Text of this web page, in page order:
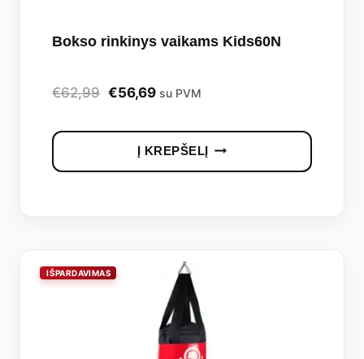
Bokso rinkinys vaikams Kids60N
€62,99 Original
was:
€62,99.
€56,69Current
is:
€56,69.
su PVM
Į KREPŠELĮ